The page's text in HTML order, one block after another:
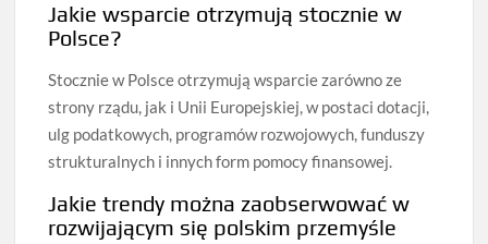
Jakie wsparcie otrzymują stocznie w
Polsce?
Stocznie w Polsce otrzymują wsparcie zarówno ze
strony rządu, jak i Unii Europejskiej, w postaci dotacji,
ulg podatkowych, programów rozwojowych, funduszy
strukturalnych i innych form pomocy finansowej.
Jakie trendy można zaobserwować w
rozwijającym się polskim przemyśle